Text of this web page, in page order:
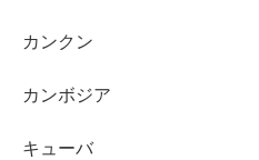
カンクン
カンボジア
キューバ